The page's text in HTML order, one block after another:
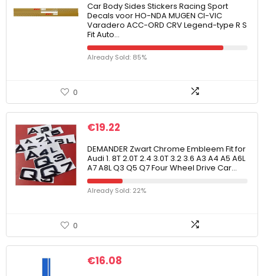
Car Body Sides Stickers Racing Sport
Decals voor HO-NDA MUGEN CI-VIC
Varadero ACC-ORD CRV Legend-type R S
Fit Auto…
Already Sold: 85%
0
€19.22
DEMANDER Zwart Chrome Embleem Fit for
Audi 1. 8T 2.0T 2.4 3.0T 3.2 3.6 A3 A4 A5 A6L
A7 A8L Q3 Q5 Q7 Four Wheel Drive Car…
Already Sold: 22%
0
€16.08